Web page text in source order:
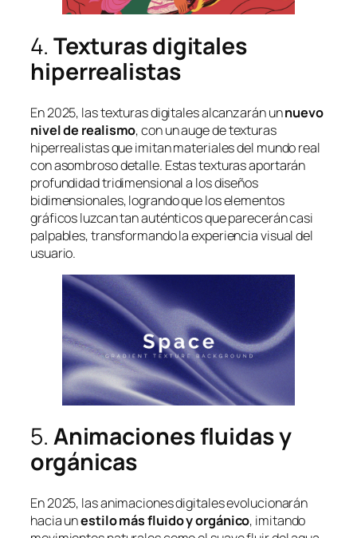
4. Texturas digitales
hiperrealistas
En 2025, las texturas digitales alcanzarán unnuevo
nivel de realismo, con un auge de texturas
hiperrealistas que imitan materiales del mundo real
con asombroso detalle. Estas texturas aportarán
profundidad tridimensional a los diseños
bidimensionales, logrando que los elementos
gráficos luzcan tan auténticos que parecerán casi
palpables, transformando la experiencia visual del
usuario.
5. Animaciones fluidas y
orgánicas
En 2025, las animaciones digitales evolucionarán
hacia unestilo más fluido y orgánico, imitando